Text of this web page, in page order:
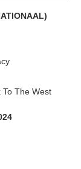
To The West